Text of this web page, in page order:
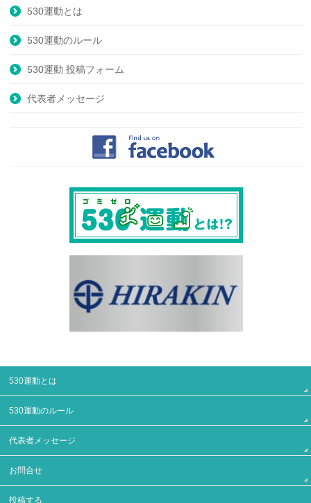
530運動とは
530運動のルール
530運動 投稿フォーム
代表者メッセージ
530運動とは
530運動のルール
代表者メッセージ
お問合せ
投稿する